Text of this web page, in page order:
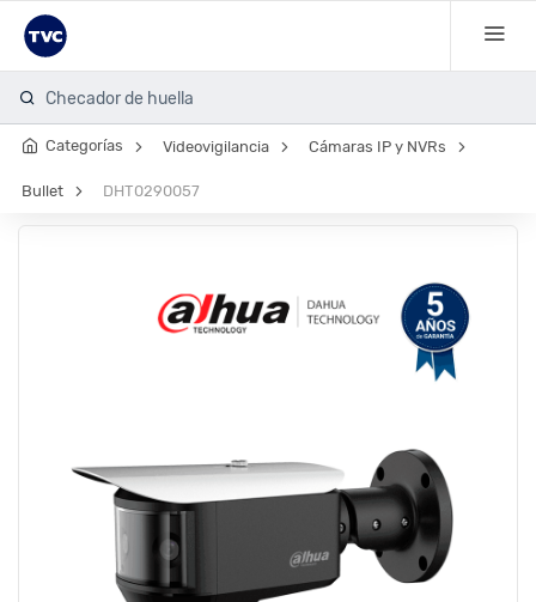
Checador de huella
Categorías Videovigilancia Cámaras IP y NVRs
Bullet DHT0290057